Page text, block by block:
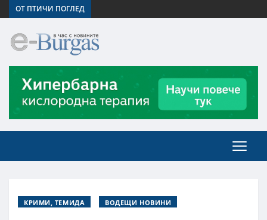
ОТ ПТИЧИ ПОГЛЕД
КРИМИ, ТЕМИДА ВОДЕЩИ НОВИНИ